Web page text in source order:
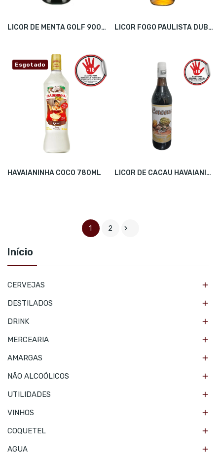
Início
CERVEJAS 
DESTILADOS 
DRINK 
MERCEARIA 
AMARGAS 
NÃO ALCOÓLICOS 
UTILIDADES 
VINHOS 
COQUETEL 
AGUA 
LICOR DE MENTA GOLF 900ML LICOR FOGO PAULISTA DUBAR 960ML
Esgotado
HAVAIANINHA COCO 780ML LICOR DE CACAU HAVAIANINHA 880ML
1 2 